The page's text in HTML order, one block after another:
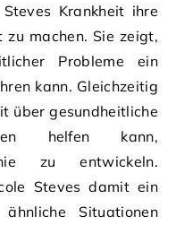
Krankheit ihre
zu machen. Sie zeigt,
Probleme ein
kann. Gleichzeitig
über gesundheitliche
helfen kann,
zu entwickeln.
Steves damit ein
Situationen